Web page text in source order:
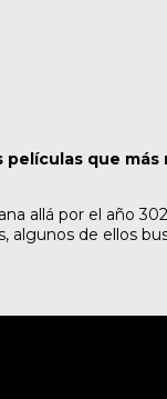
películas que
allá por el año
de ellos